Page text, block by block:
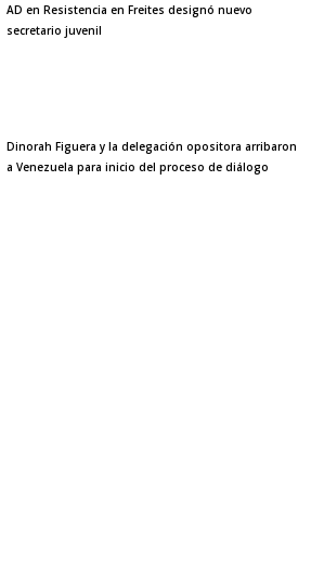
AD en Resistencia en Freites designó nuevo
secretario juvenil
Dinorah Figuera y la delegación opositora arribaron
a Venezuela para inicio del proceso de diálogo